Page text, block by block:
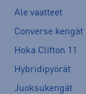
Ale vaatteet
Converse kengät
Hoka Clifton 11
Hybridipyörät
Juoksukengät